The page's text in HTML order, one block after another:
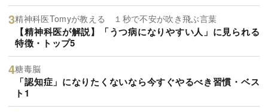
精神科医Tomyが教える １秒で不安が吹き飛ぶ言葉
【精神科医が解説】「うつ病になりやすい人」に見られる
特徴・トップ5
糖毒脳
「認知症」になりたくないなら今すぐやるべき習慣・ベス
ト1